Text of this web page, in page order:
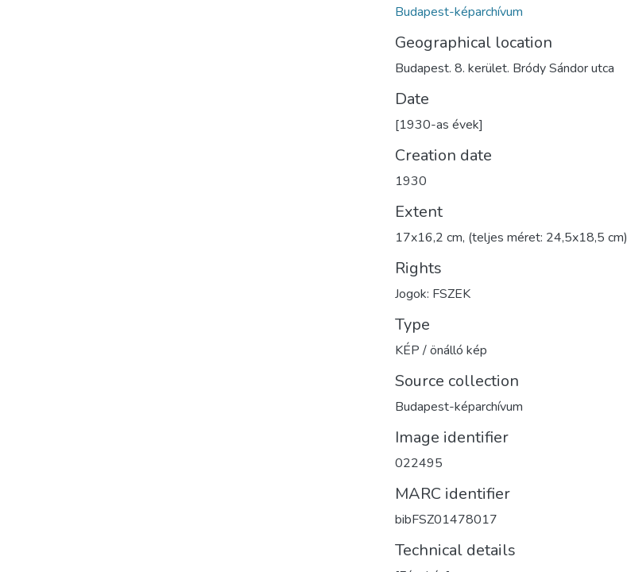
Budapest-képarchívum
Geographical location
Budapest. 8. kerület. Bródy Sándor utca
Date
[1930-as évek]
Creation date
1930
Extent
17x16,2 cm, (teljes méret: 24,5x18,5 cm)
Rights
Jogok: FSZEK
Type
KÉP / önálló kép
Source collection
Budapest-képarchívum
Image identifier
022495
MARC identifier
bibFSZ01478017
Technical details